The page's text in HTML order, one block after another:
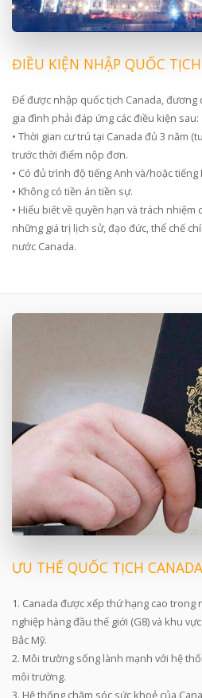
ĐIỀU KIỆN NHẬP QUỐC
Để được nhập quốc tịch Canada, đương
gia đình phải đáp ứng các điều kiện sau:
• Thời gian cư trú tại Canada đủ 3 năm
trước thời điểm nộp đơn.
• Có đủ trình độ tiếng Anh và/hoặc tiếng
• Không có tiền án tiền sự.
• Hiểu biết về quyền hạn và trách nhiệm
những giá trị lịch sử, đạo đức, thể chế
nước Canada.
ƯU THẾ QUỐC TỊCH CANADA
1. Canada được xếp thứ hạng cao trong
nghiệp hàng đầu thế giới (G8) và khu
Bắc Mỹ.
2. Môi trường sống lành mạnh với hệ
môi trường.
3. Hệ thống chăm sóc sức khoẻ của